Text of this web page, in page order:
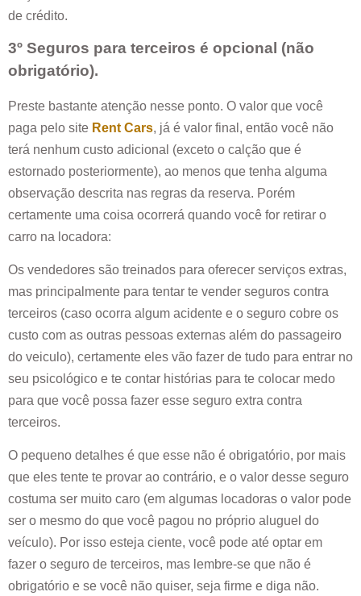
de crédito.
3º Seguros para terceiros é opcional (não
obrigatório).
Preste bastante atenção nesse ponto. O valor que você
paga pelo site Rent Cars, já é valor final, então você não
terá nenhum custo adicional (exceto o calção que é
estornado posteriormente), ao menos que tenha alguma
observação descrita nas regras da reserva. Porém
certamente uma coisa ocorrerá quando você for retirar o
carro na locadora:
Os vendedores são treinados para oferecer serviços extras,
mas principalmente para tentar te vender seguros contra
terceiros (caso ocorra algum acidente e o seguro cobre os
custo com as outras pessoas externas além do passageiro
do veiculo), certamente eles vão fazer de tudo para entrar no
seu psicológico e te contar histórias para te colocar medo
para que você possa fazer esse seguro extra contra
terceiros.
O pequeno detalhes é que esse não é obrigatório, por mais
que eles tente te provar ao contrário, e o valor desse seguro
costuma ser muito caro (em algumas locadoras o valor pode
ser o mesmo do que você pagou no próprio aluguel do
veículo). Por isso esteja ciente, você pode até optar em
fazer o seguro de terceiros, mas lembre-se que não é
obrigatório e se você não quiser, seja firme e diga não.